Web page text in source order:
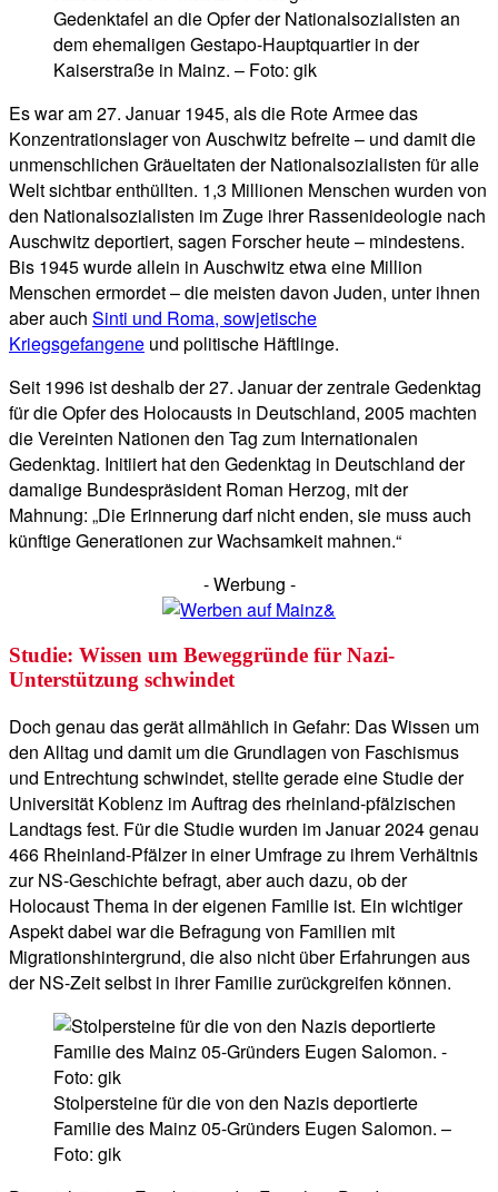
Gedenktafel an die Opfer der Nationalsozialisten an
dem ehemaligen Gestapo-Hauptquartier in der
Kaiserstraße in Mainz. – Foto: gik
Es war am 27. Januar 1945, als die Rote Armee das
Konzentrationslager von Auschwitz befreite – und damit die
unmenschlichen Gräueltaten der Nationalsozialisten für alle
Welt sichtbar enthüllten. 1,3 Millionen Menschen wurden von
den Nationalsozialisten im Zuge ihrer Rassenideologie nach
Auschwitz deportiert, sagen Forscher heute – mindestens.
Bis 1945 wurde allein in Auschwitz etwa eine Million
Menschen ermordet – die meisten davon Juden, unter ihnen
aber auch Sinti und Roma, sowjetische
Kriegsgefangene und politische Häftlinge.
Seit 1996 ist deshalb der 27. Januar der zentrale Gedenktag
für die Opfer des Holocausts in Deutschland, 2005 machten
die Vereinten Nationen den Tag zum Internationalen
Gedenktag. Initiiert hat den Gedenktag in Deutschland der
damalige Bundespräsident Roman Herzog, mit der
Mahnung: „Die Erinnerung darf nicht enden, sie muss auch
künftige Generationen zur Wachsamkeit mahnen.“
- Werbung -
Studie: Wissen um Beweggründe für Nazi-
Unterstützung schwindet
Doch genau das gerät allmählich in Gefahr: Das Wissen um
den Alltag und damit um die Grundlagen von Faschismus
und Entrechtung schwindet, stellte gerade eine Studie der
Universität Koblenz im Auftrag des rheinland-pfälzischen
Landtags fest. Für die Studie wurden im Januar 2024 genau
466 Rheinland-Pfälzer in einer Umfrage zu ihrem Verhältnis
zur NS-Geschichte befragt, aber auch dazu, ob der
Holocaust Thema in der eigenen Familie ist. Ein wichtiger
Aspekt dabei war die Befragung von Familien mit
Migrationshintergrund, die also nicht über Erfahrungen aus
der NS-Zeit selbst in ihrer Familie zurückgreifen können.
Stolpersteine für die von den Nazis deportierte
Familie des Mainz 05-Gründers Eugen Salomon. –
Foto: gik